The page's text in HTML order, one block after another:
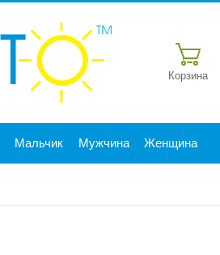
Корзина
Мальчик Мужчина Женщина